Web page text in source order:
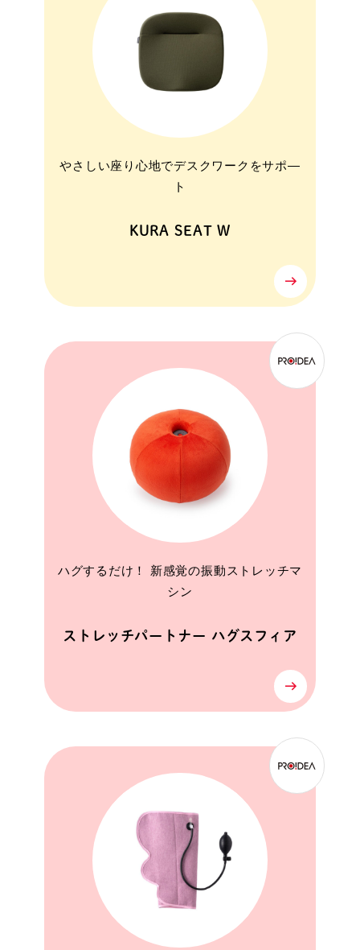
やさしい座り心地でデスクワークをサポ―
ト
KURA SEAT W
ハグするだけ！ 新感覚の振動ストレッチマ
シン
ストレッチパートナー ハグスフィア